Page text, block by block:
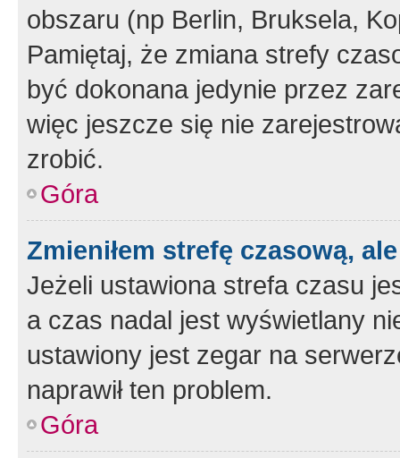
obszaru (np Berlin, Bruksela,
Pamiętaj, że zmiana strefy
być dokonana jedynie przez
więc jeszcze się nie
zrobić.
Góra
Zmieniłem strefę czasową,
Jeżeli ustawiona strefa czasu
a czas nadal jest wyświetlany
ustawiony jest zegar na
naprawił ten problem.
Góra